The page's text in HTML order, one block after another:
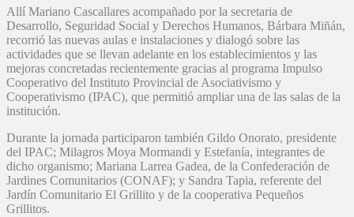
Allí Mariano Cascallares acompañado por la secretaria de
Desarrollo, Seguridad Social y Derechos Humanos, Bárbara Miñán,
recorrió las nuevas aulas e instalaciones y dialogó sobre las
actividades que se llevan adelante en los establecimientos y las
mejoras concretadas recientemente gracias al programa Impulso
Cooperativo del Instituto Provincial de Asociativismo y
Cooperativismo (IPAC), que permitió ampliar una de las salas de la
institución.
Durante la jornada participaron también Gildo Onorato, presidente
del IPAC; Milagros Moya Mormandi y Estefanía, integrantes de
dicho organismo; Mariana Larrea Gadea, de la Confederación de
Jardines Comunitarios (CONAF); y Sandra Tapia, referente del
Jardín Comunitario El Grillito y de la cooperativa Pequeños
Grillitos.